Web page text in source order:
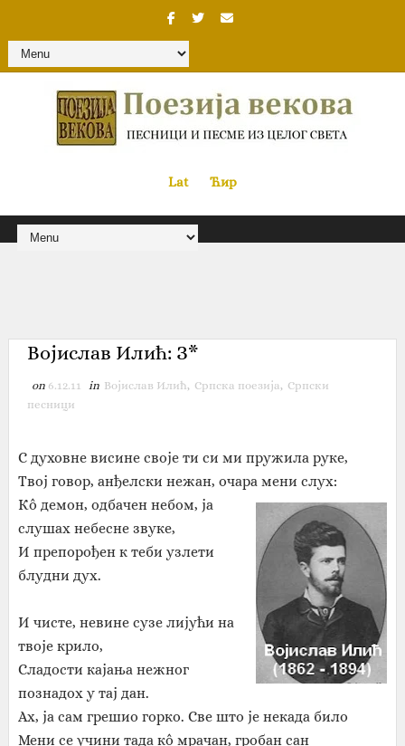
Lat« Ћир
Војислав Илић: З*
on 6.12.11 in Војислав Илић, Српска поезија, Српски
песници
С духовне висине своје ти си ми пружила руке,
Твој говор, анђелски нежан, очара мени слух:
Кô демон, одбачен небом, ја
слушах небесне звуке,
И препорођен к теби узлети
блудни дух.
И чисте, невине сузе лијући на
твоје крило,
Сладости кајања нежног
познадох у тај дан.
Ах, ја сам грешио горко. Све што је некада било
Мени се учини тада кô мрачан, гробан сан